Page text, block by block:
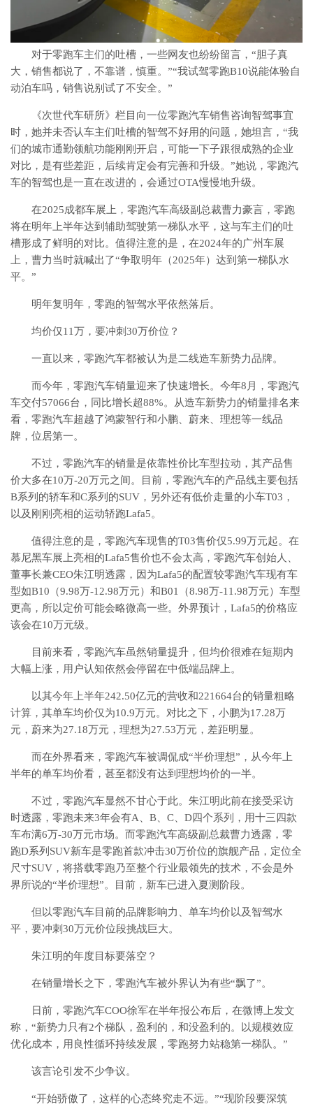
对于零跑车主们的吐槽，一些网友也纷纷留言，“胆子真
大，销售都说了，不靠谱，慎重。”“我试驾零跑B10说能体验自
动泊车吗，销售说别试了不安全。”
《次世代车研所》栏目向一位零跑汽车销售咨询智驾事宜
时，她并未否认车主们吐槽的智驾不好用的问题，她坦言，“我
们的城市通勤领航功能刚刚开启，可能一下子跟很成熟的企业
对比，是有些差距，后续肯定会有完善和升级。”她说，零跑汽
车的智驾也是一直在改进的，会通过OTA慢慢地升级。
在2025成都车展上，零跑汽车高级副总裁曹力豪言，零跑
将在明年上半年达到辅助驾驶第一梯队水平，这与车主们的吐
槽形成了鲜明的对比。值得注意的是，在2024年的广州车展
上，曹力当时就喊出了“争取明年（2025年）达到第一梯队水
平。”
明年复明年，零跑的智驾水平依然落后。
均价仅11万，要冲刺30万价位？
一直以来，零跑汽车都被认为是二线造车新势力品牌。
而今年，零跑汽车销量迎来了快速增长。今年8月，零跑汽
车交付57066台，同比增长超88%。从造车新势力的销量排名来
看，零跑汽车超越了鸿蒙智行和小鹏、蔚来、理想等一线品
牌，位居第一。
不过，零跑汽车的销量是依靠性价比车型拉动，其产品售
价大多在10万-20万元之间。目前，零跑汽车的产品线主要包括
B系列的轿车和C系列的SUV，另外还有低价走量的小车T03，
以及刚刚亮相的运动轿跑Lafa5。
值得注意的是，零跑汽车现售的T03售价仅5.99万元起。在
慕尼黑车展上亮相的Lafa5售价也不会太高，零跑汽车创始人、
董事长兼CEO朱江明透露，因为Lafa5的配置较零跑汽车现有车
型如B10（9.98万-12.98万元）和B01（8.98万-11.98万元）车型
更高，所以定价可能会略微高一些。外界预计，Lafa5的价格应
该会在10万元级。
目前来看，零跑汽车虽然销量提升，但均价很难在短期内
大幅上涨，用户认知依然会停留在中低端品牌上。
以其今年上半年242.50亿元的营收和221664台的销量粗略
计算，其单车均价仅为10.9万元。对比之下，小鹏为17.28万
元，蔚来为27.18万元，理想为27.53万元，差距明显。
而在外界看来，零跑汽车被调侃成“半价理想”，从今年上
半年的单车均价看，甚至都没有达到理想均价的一半。
不过，零跑汽车显然不甘心于此。朱江明此前在接受采访
时透露，零跑未来3年会有A、B、C、D四个系列，用十三四款
车布满6万-30万元市场。而零跑汽车高级副总裁曹力透露，零
跑D系列SUV新车是零跑首款冲击30万价位的旗舰产品，定位全
尺寸SUV，将搭载零跑乃至整个行业最领先的技术，不会是外
界所说的“半价理想”。目前，新车已进入夏测阶段。
但以零跑汽车目前的品牌影响力、单车均价以及智驾水
平，要冲刺30万元价位段挑战巨大。
朱江明的年度目标要落空？
在销量增长之下，零跑汽车被外界认为有些“飘了”。
日前，零跑汽车COO徐军在半年报公布后，在微博上发文
称，“新势力只有2个梯队，盈利的，和没盈利的。以规模效应
优化成本，用良性循环持续发展，零跑努力站稳第一梯队。”
该言论引发不少争议。
“开始骄傲了，这样的心态终究走不远。”“现阶段要深筑